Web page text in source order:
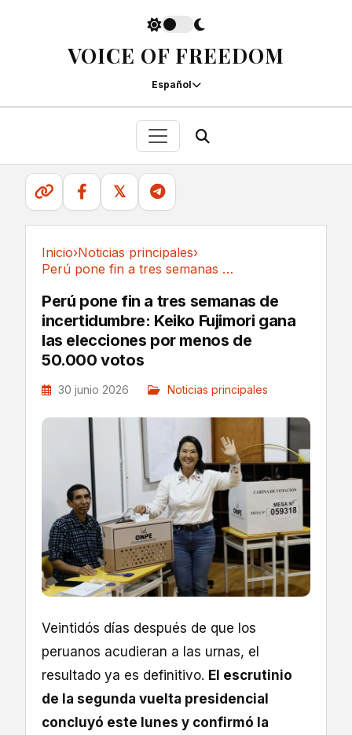
VOICE OF FREEDOM
Español
𝕏
Inicio›Noticias principales›
Perú pone fin a tres semanas de incertidumbre:...
Perú pone fin a tres semanas de
incertidumbre: Keiko Fujimori gana
las elecciones por menos de
50.000 votos
30 junio 2026 Noticias principales
Veintidós días después de que los
peruanos acudieran a las urnas, el
resultado ya es definitivo. El escrutinio
de la segunda vuelta presidencial
concluyó este lunes y confirmó la